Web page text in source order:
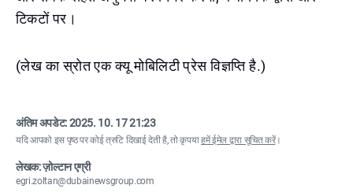
टिकटों पर।
(लेख का स्रोत एक क्यू मोबिलिटी प्रेस विज्ञप्ति है.)
अंतिम अपडेट:2025. 10. 17 21:23
यदि आपको इस पृष्ठ पर कोई त्रुटि दिखाई देती है, तो कृपयाहमें ईमेल द्वारा सूचित करें।
लेखक: ज़ोल्टान एग्री
egri.zoltan@dubainewsgroup.com